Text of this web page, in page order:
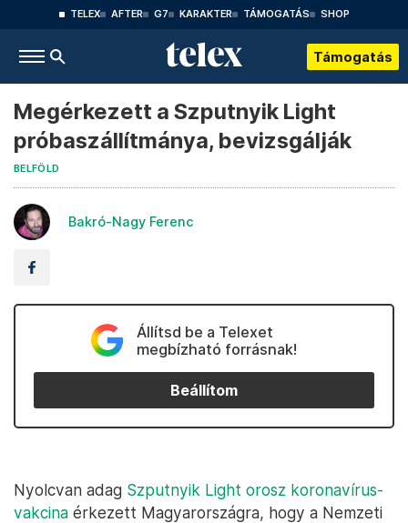
TELEX AFTER G7 KARAKTER TÁMOGATÁS SHOP
Támogatás
Megérkezett a Szputnyik Light
próbaszállítmánya, bevizsgálják
BELFÖLD
Bakró-Nagy Ferenc
Állítsd be a Telexet
megbízható forrásnak!
Beállítom
Nyolcvan adag Szputnyik Light orosz koronavírus-
vakcina érkezett Magyarországra, hogy a Nemzeti